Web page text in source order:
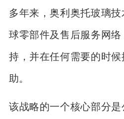
多年来，奥利奥托玻璃
球零部件及售后服务网
持，并在任何需要的时
助。
该战略的一个核心部分